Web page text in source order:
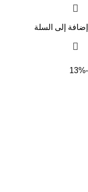
إضافة إلى السلة
-13%